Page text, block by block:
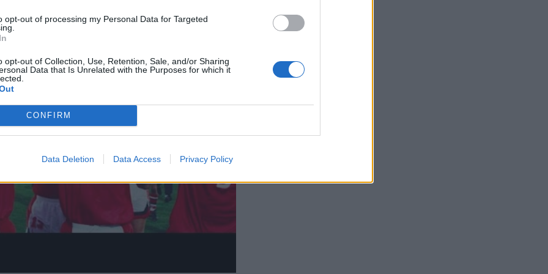
opt-out of processing my Personal Data for Targeted
opt-out of Collection, Use, Retention, Sale, and/or Sharing
Data that Is Unrelated with the Purposes for which it
CONFIRM
Data Deletion Data Access Privacy Policy
1992? Katso video alta: